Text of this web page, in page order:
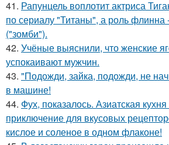
41. Рапунцель воплотит актриса
по сериалу "Титаны", а роль
("зомби").
42. Учёные выяснили, что женские
успокаивают мужчин.
43. "Подожди, зайка, подожди, не
в машине!
44. Фух, показалось. Азиатская кухня
приключение для вкусовых
кислое и соленое в одном флаконе!